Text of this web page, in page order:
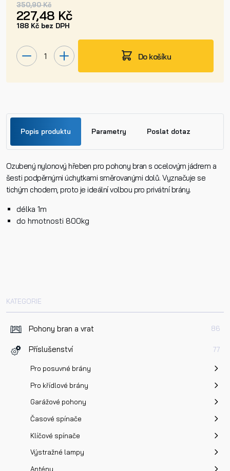
KATEGORIE
Pohony bran a vrat 86
Příslušenství 77
Pro posuvné brány
Pro křídlové brány
Garážové pohony
Časové spínače
Klíčové spínače
Výstražné lampy
Antény
350,90 Kč
227,48 Kč
188 Kč bez DPH
Do košíku
Popis produktu Parametry Poslat dotaz
Ozubený nylonový hřeben pro pohony bran s ocelovým jádrem a
šesti podpěrnými úchytkami směrovanými dolů. Vyznačuje se
tichým chodem, proto je ideální volbou pro privátní brány.
délka 1m
do hmotnosti 800kg
Jméno
Příjmení
Dotaz k produktu
Přečetl/a jsem si a jsem srozuměn/a se
Zásadami
zpracováním osobních údajů.